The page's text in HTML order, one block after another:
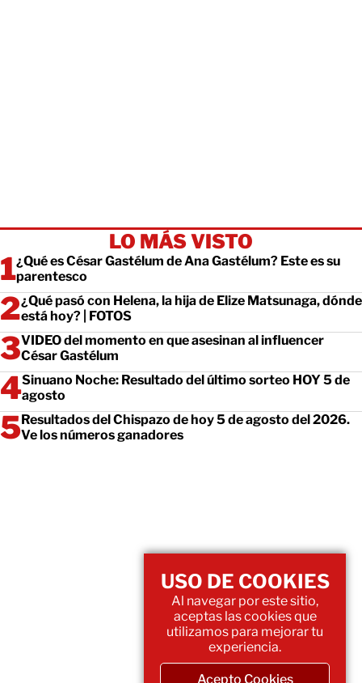
LO MÁS VISTO
¿Qué es César Gastélum de Ana Gastélum? Este es su
parentesco
¿Qué pasó con Helena, la hija de Elize Matsunaga, dónde
está hoy? | FOTOS
VIDEO del momento en que asesinan al influencer
César Gastélum
Sinuano Noche: Resultado del último sorteo HOY 5 de
agosto
Resultados del Chispazo de hoy 5 de agosto del 2026.
Ve los números ganadores
USO DE COOKIES
Al navegar por este sitio,
aceptas las cookies que
utilizamos para mejorar tu
experiencia.
Acepto Cookies